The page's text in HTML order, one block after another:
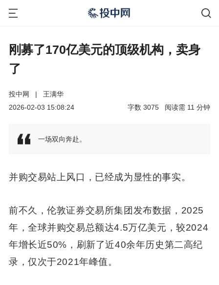
刚募了170亿美元的顶级机构，卖身
了
投中网 |
王满华
2026-02-03 15:08:24
分钟
11
阅读需
3075
字数
一场双向奔赴。
并购交易站上风口，已经成为显性的事实。
前不久，伦敦证券交易所集团发布数据，2025
年，全球并购交易总额达4.5万亿美元，较2024
年增长近50%，刷新了近40余年历史第二高纪
录，仅次于2021年峰值。